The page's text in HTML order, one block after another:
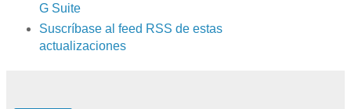
G Suite
Suscríbase al feed RSS de estas
actualizaciones